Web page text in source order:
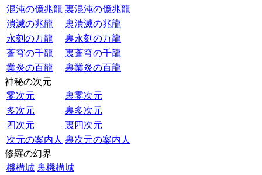
混沌の億兆龍 裏混沌の億兆龍
潰滅の兆龍
裏潰滅の兆龍
永刻の万龍
裏永刻の万龍
蒼穹の千龍
裏蒼穹の千龍
業炎の百龍
裏業炎の百龍
神秘の次元
零次元
裏零次元
多次元
裏多次元
四次元
裏四次元
次元の案内人 裏次元の案内人
修羅の幻界
機構城 裏機構城